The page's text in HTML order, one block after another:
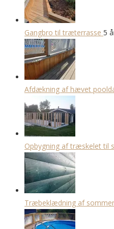
Gangbro til træterrasse 5
Afdækning af hævet
Opbygning af træskelet til
Træbeklædning af